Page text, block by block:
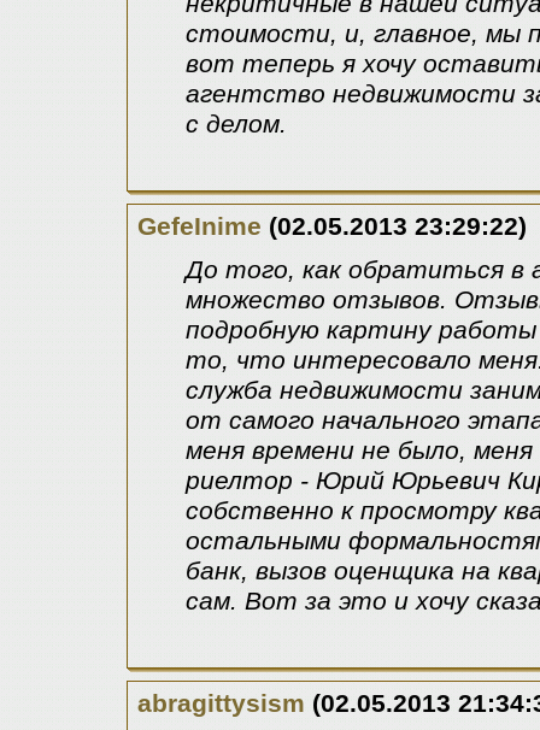
стоимости, и, главное, мы
вот теперь я хочу
агентство недвижимости
с делом.
GefeInime (02.05.2013 23:29:22)
До того, как обратиться
множество отзывов.
подробную картину
то, что интересовало
служба недвижимости
от самого начального
меня времени не было,
риелтор - Юрий Юрьевич
собственно к просмотру
остальными
банк, вызов оценщика на
сам. Вот за это и хочу
abragittysism (02.05.2013